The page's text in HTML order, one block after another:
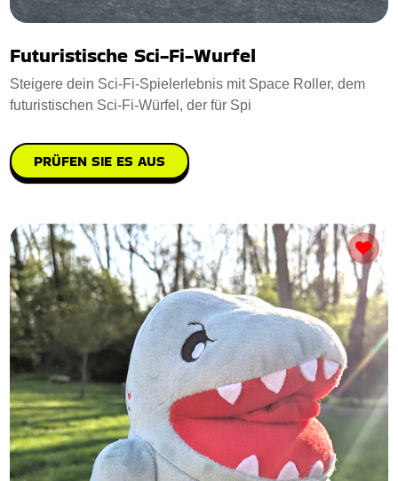
Futuristische Sci-Fi-Wurfel
Steigere dein Sci-Fi-Spielerlebnis mit Space Roller, dem
futuristischen Sci-Fi-Würfel, der für Spi
PRÜFEN SIE ES AUS